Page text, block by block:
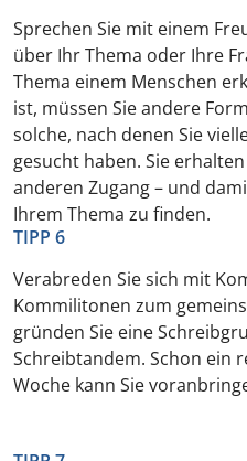
Sprechen Sie mit einem
über Ihr Thema oder Ihre
Thema einem Menschen
ist, müssen Sie andere
solche, nach denen Sie
gesucht haben. Sie
anderen Zugang – und
Ihrem Thema zu finden.
TIPP 6
Verabreden Sie sich mit
Kommilitonen zum
gründen Sie eine
Schreibtandem. Schon ein
Woche kann Sie